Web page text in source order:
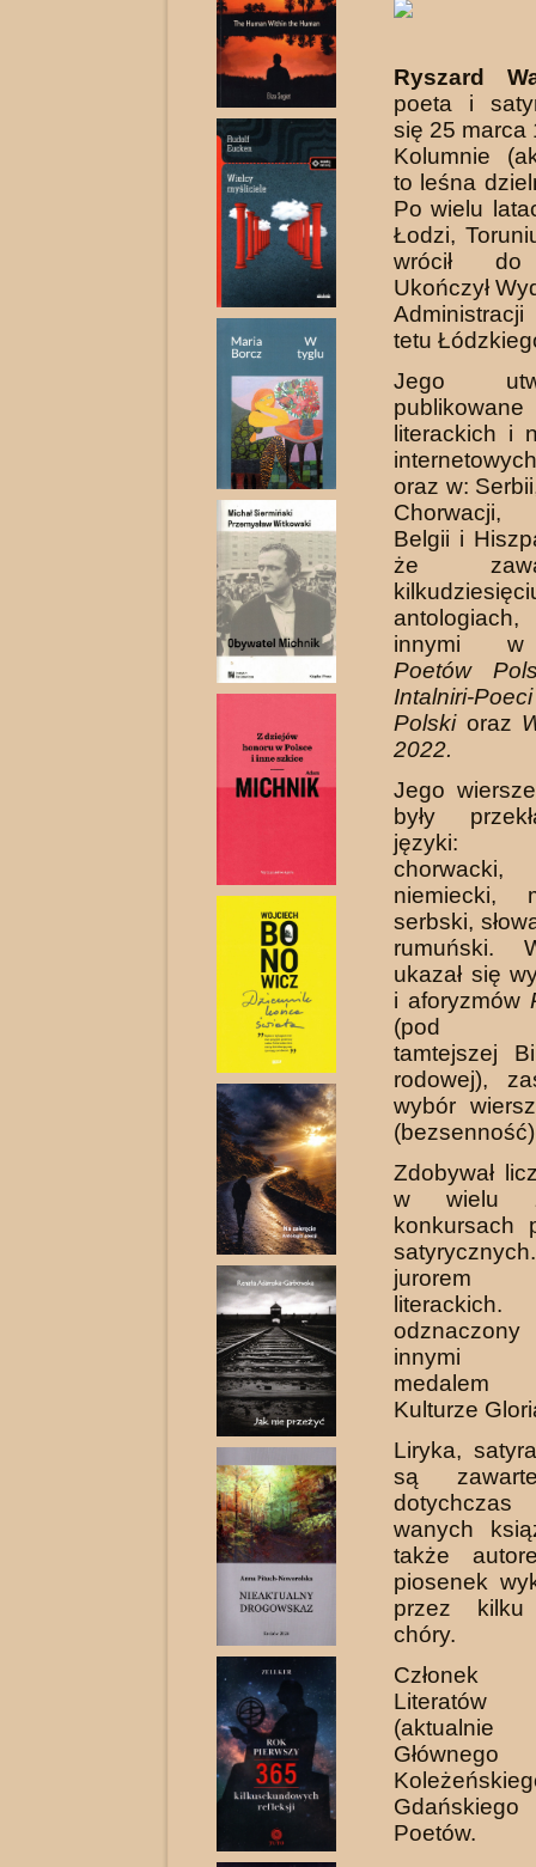
Ryszard
poeta i
się 25 marca
Kolumnie
to leśna
Po wielu
Łodzi,
wrócił do
Ukończył
tetu
Jego
literackich i
oraz w:
Chor­wacji,
Belgii i
że
innymi
Poetów
Intalniri-
Polskioraz
2022.
Jego
były
języki:
niemiecki,
serbski,
rumuński.
ukazał się
i afo­ryzmów
(pod
tamtejszej
rodowej),
wybór
Zdobywał
w wielu
konkursach
jurorem
innymi
medalem
Kulturze
Liryka,
są
wanych
także
piosenek
przez
chóry.
Członek
Literatów
Poetów.